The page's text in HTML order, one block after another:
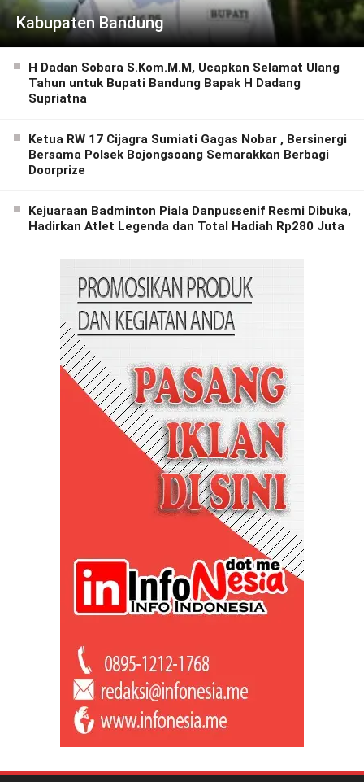
Kabupaten Bandung
H Dadan Sobara S.Kom.M.M, Ucapkan Selamat Ulang
Tahun untuk Bupati Bandung Bapak H Dadang
Supriatna
Ketua RW 17 Cijagra Sumiati Gagas Nobar , Bersinergi
Bersama Polsek Bojongsoang Semarakkan Berbagi
Doorprize
Kejuaraan Badminton Piala Danpussenif Resmi Dibuka,
Hadirkan Atlet Legenda dan Total Hadiah Rp280 Juta